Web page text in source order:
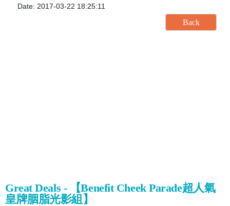
Date: 2017-03-22 18:25:11
Great Deals - 【Benefit Cheek Parade超人氣
皇牌胭脂光影組】